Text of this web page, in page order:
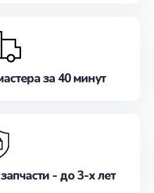
за 40 минут
- до 3-х лет